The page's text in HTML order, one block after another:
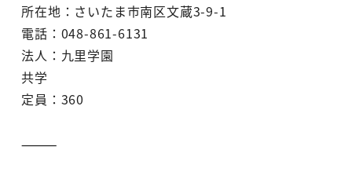
所在地：さいたま市南区文蔵3-9-1
電話：048-861-6131
法人：九里学園
共学
定員：360
⸻